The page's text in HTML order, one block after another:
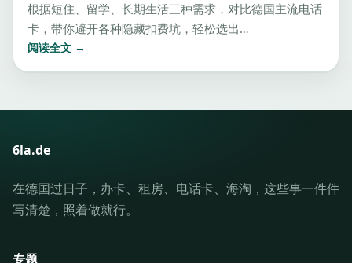
根据短住、留学、长期生活三种需求，对比德国主流电话
卡，带你避开各种隐藏扣费坑，轻松选出…
阅读全文 →
6la.de
在德国过日子，办卡、租房、电话卡、海淘，这些事一件件
写清楚，照着做就行。
专题